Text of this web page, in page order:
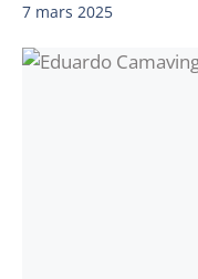
7 mars 2025